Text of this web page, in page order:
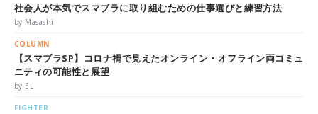
社会人が本気でスマブラに取り組むための仕事選びと練習方法
by Masashi
COLUMN
【スマブラSP】コロナ禍で見えたオンライン・オフライン両コミュ
ニティの可能性と展望
by EL
FIGHTER